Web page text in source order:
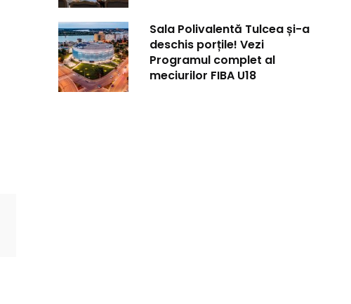
Sala Polivalentă Tulcea și-a
deschis porțile! Vezi
Programul complet al
meciurilor FIBA U18